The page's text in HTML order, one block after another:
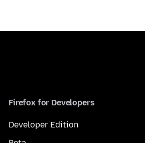
Firefox for Developers
Developer Edition